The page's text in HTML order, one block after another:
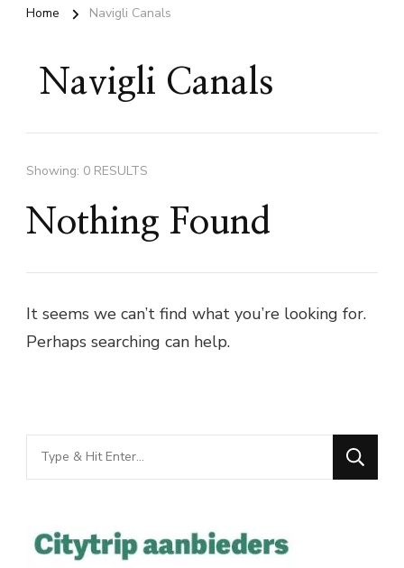
Home Navigli Canals
Navigli Canals
Showing: 0 RESULTS
Nothing Found
It seems we can’t find what you’re looking for.
Perhaps searching can help.
Looking
for